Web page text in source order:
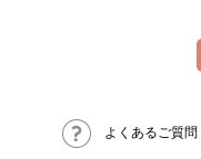
よくあるご質問